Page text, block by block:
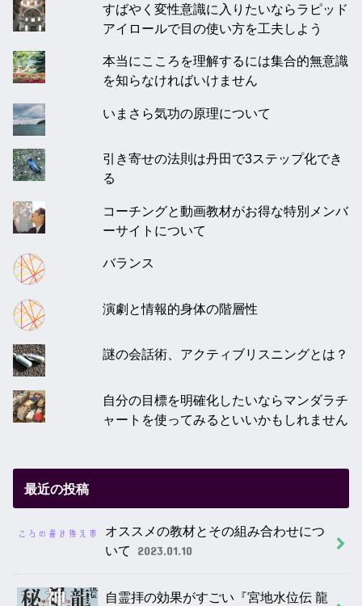
すばやく変性意識に入りたいならラピッド
アイロールで目の使い方を工夫しよう
本当にこころを理解するには集合的無意識
を知らなければいけません
いまさら気功の原理について
引き寄せの法則は丹田で3ステップ化でき
る
コーチングと動画教材がお得な特別メンバ
ーサイトについて
バランス
演劇と情報的身体の階層性
謎の会話術、アクティブリスニングとは？
自分の目標を明確化したいならマンダラチ
ャートを使ってみるといいかもしれません
最近の投稿
オススメの教材とその組み合わせにつ
いて
2023.01.10
自霊拝の効果がすごい『宮地水位伝 龍